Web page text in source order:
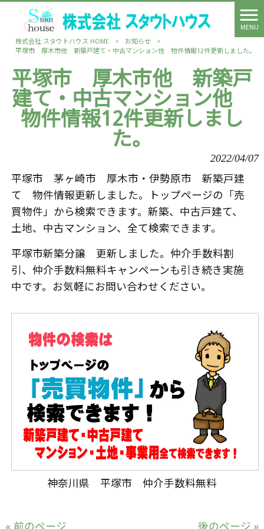
MENU
株式会社 スタウトハウス HOME
> お知らせ
>
平塚市 厚木市他 新築戸建て・中古マンション他 物件情報12件更新しました。
平塚市 厚木市他 新築戸
建て・中古マンション他
物件情報12件更新しまし
た。
2022/04/07
平塚市 茅ヶ崎市 厚木市・伊勢原市 新築戸建
て 物件情報更新しました。トップページの「売
買物件」から検索できます。新築、中古戸建て、
土地、中古マンション、全て検索できます。
平塚市新築分譲 更新しました。仲介手数料割
引、仲介手数料無料キャンペーンも引き続き実施
中です。お気軽にお問い合わせください。
神奈川県 平塚市 仲介手数料無料